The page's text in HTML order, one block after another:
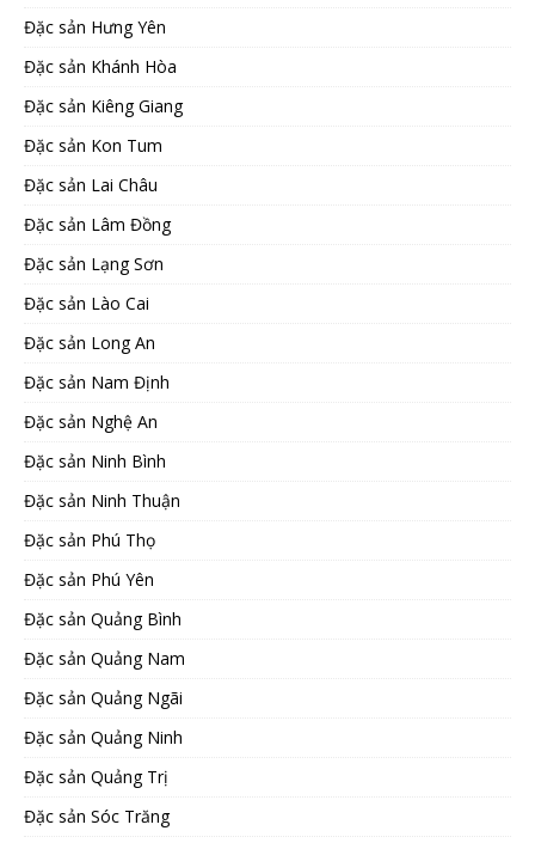
Đặc sản Hưng Yên
Đặc sản Khánh Hòa
Đặc sản Kiêng Giang
Đặc sản Kon Tum
Đặc sản Lai Châu
Đặc sản Lâm Đồng
Đặc sản Lạng Sơn
Đặc sản Lào Cai
Đặc sản Long An
Đặc sản Nam Định
Đặc sản Nghệ An
Đặc sản Ninh Bình
Đặc sản Ninh Thuận
Đặc sản Phú Thọ
Đặc sản Phú Yên
Đặc sản Quảng Bình
Đặc sản Quảng Nam
Đặc sản Quảng Ngãi
Đặc sản Quảng Ninh
Đặc sản Quảng Trị
Đặc sản Sóc Trăng